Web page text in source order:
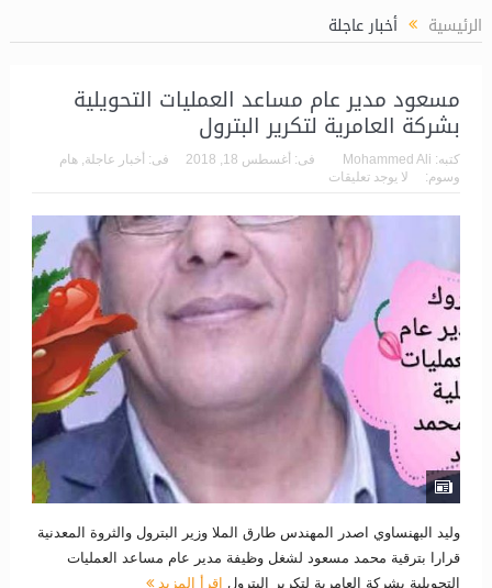
الرئيسية أخبار عاجلة
مسعود مدير عام مساعد العمليات التحويلية
بشركة العامرية لتكرير البترول
كتبه: Mohammed Ali فى: أغسطس 18, 2018 فى: أخبار عاجلة هام
وسوم:
لا يوجد تعليقات
وليد البهنساوي اصدر المهندس طارق الملا وزير البترول والثروة المعدنية
قرارا بترقية محمد مسعود لشغل وظيفة مدير عام مساعد العمليات
التحويلية بشركة العامرية لتكرير البترول اقرأ المزيد